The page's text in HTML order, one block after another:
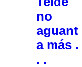
no
aguant
a más .
. .